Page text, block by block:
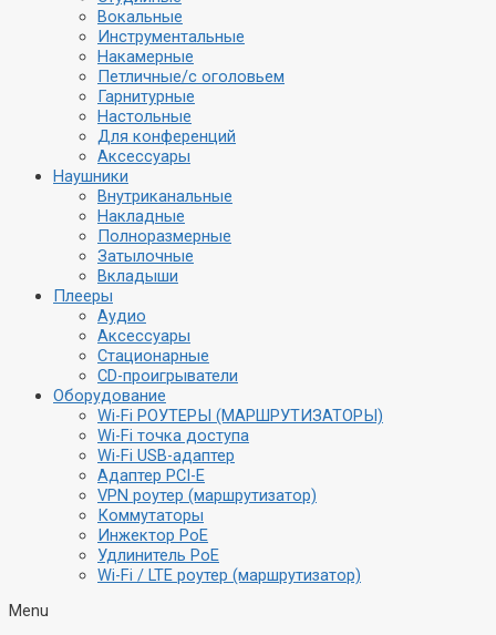
Вокальные
Инструментальные
Накамерные
Петличные/с оголовьем
Гарнитурные
Настольные
Для конференций
Аксессуары
Наушники
Внутриканальные
Накладные
Полноразмерные
Затылочные
Вкладыши
Плееры
Аудио
Аксессуары
Стационарные
CD-проигрыватели
Оборудование
Wi-Fi РОУТЕРЫ (МАРШРУТИЗАТОРЫ)
Wi-Fi точка доступа
Wi-Fi USB-адаптер
Адаптер PCI-E
VPN роутер (маршрутизатор)
Коммутаторы
Инжектор PoE
Удлинитель PoE
Wi-Fi / LTE роутер (маршрутизатор)
Menu